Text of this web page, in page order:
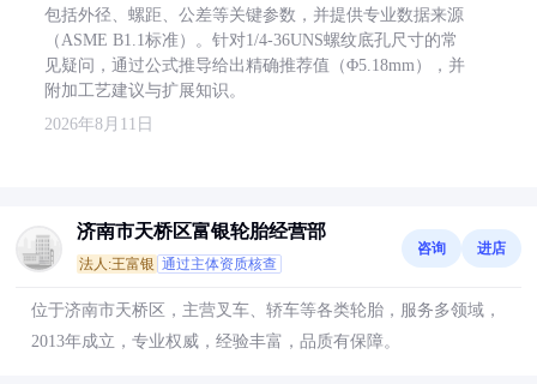
包括外径、螺距、公差等关键参数，并提供专业数据来源
（ASME B1.1标准）。针对1/4-36UNS螺纹底孔尺寸的常
见疑问，通过公式推导给出精确推荐值（Φ5.18mm），并
附加工艺建议与扩展知识。
2026年8月11日
济南市天桥区富银轮胎经营部
法人:王富银 通过主体资质核查
咨询 进店
位于济南市天桥区，主营叉车、轿车等各类轮胎，服务多领域，
2013年成立，专业权威，经验丰富，品质有保障。